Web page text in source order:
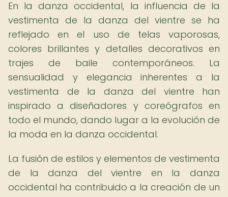
En la danza occidental, la influencia de la
vestimenta de la danza del vientre se ha
reflejado en el uso de telas vaporosas,
colores brillantes y detalles decorativos en
trajes de baile contemporáneos. La
sensualidad y elegancia inherentes a la
vestimenta de la danza del vientre han
inspirado a diseñadores y coreógrafos en
todo el mundo, dando lugar a la evolución de
la moda en la danza occidental.
La fusión de estilos y elementos de vestimenta
de la danza del vientre en la danza
occidental ha contribuido a la creación de un